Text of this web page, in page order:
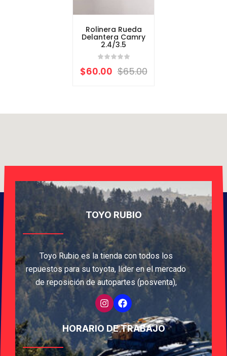
Rolinera Rueda
Delantera Camry
2.4/3.5
$65.00
$60.00
TOYO RUBIO
Toyo Rubio es la tienda con todos los
repuestos para su toyota, líder en el mercado
de reposición de autopartes (posventa),
HORARIO DE TRABAJO